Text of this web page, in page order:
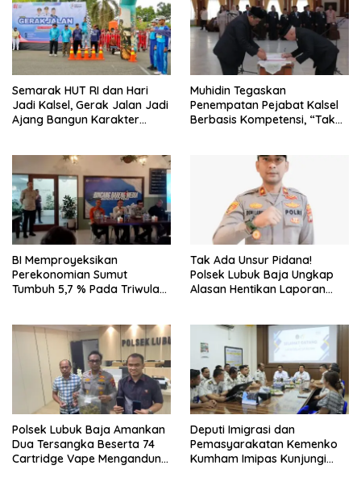
Semarak HUT RI dan Hari
Jadi Kalsel, Gerak Jalan Jadi
Ajang Bangun Karakter
Muhidin Tegaskan
Penempatan Pejabat Kalsel
Berbasis Kompetensi, “Tak
BI Memproyeksikan
Perekonomian Sumut
Tumbuh 5,7 % Pada Triwulan
Tak Ada Unsur Pidana!
Polsek Lubuk Baja Ungkap
Alasan Hentikan Laporan
Polsek Lubuk Baja Amankan
Dua Tersangka Beserta 74
Cartridge Vape Mengandung
Deputi Imigrasi dan
Pemasyarakatan Kemenko
Kumham Imipas Kunjungi